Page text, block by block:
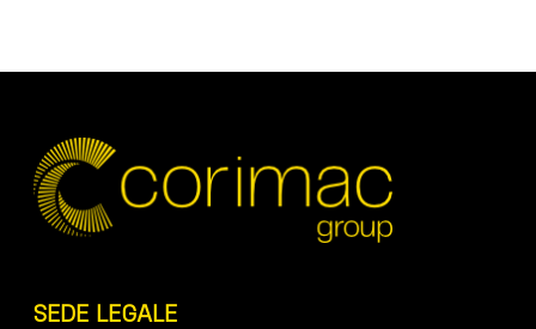
SEDE LEGALE